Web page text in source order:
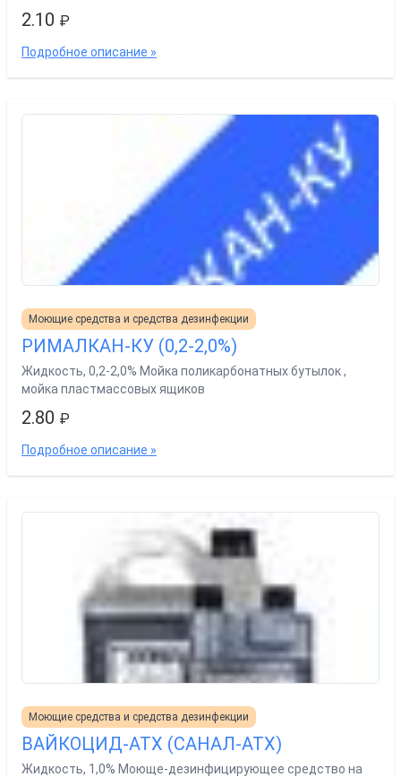
2.10 ₽
Подробное описание »
Моющие средства и средства дезинфекции
РИМАЛКАН-КУ (0,2-2,0%)
Жидкость, 0,2-2,0% Мойка поликарбонатных бутылок ,
мойка пластмассовых ящиков
2.80 ₽
Подробное описание »
Моющие средства и средства дезинфекции
ВАЙКОЦИД-АТХ (САНАЛ-АТХ)
Жидкость, 1,0% Моюще-дезинфицирующее средство на